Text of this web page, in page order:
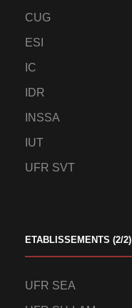
CUG
ESI
IC
IDR
INSSA
IUT
UFR SVT
ETABLISSEMENTS (2/2)
UFR SEA